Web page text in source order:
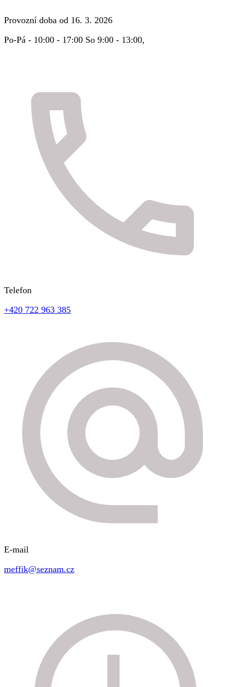
Provozní doba od 16. 3. 2026
Po-Pá - 10:00 - 17:00 So 9:00 - 13:00,
Telefon
+420 722 963 385
E-mail
meffik@seznam.cz